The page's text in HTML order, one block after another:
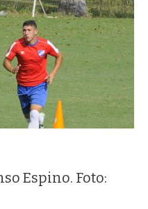
Espino. Foto: